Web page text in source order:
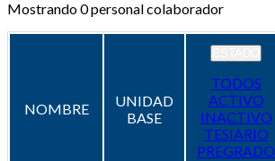
Mostrando0personal colaborador
NOMBRE
UNIDAD
BASE
TODOS
ACTIVO
INACTIVO
TESIARIO
PREGRADO